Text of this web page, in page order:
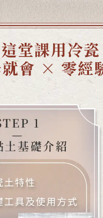
這堂課用冷
會 × 零經